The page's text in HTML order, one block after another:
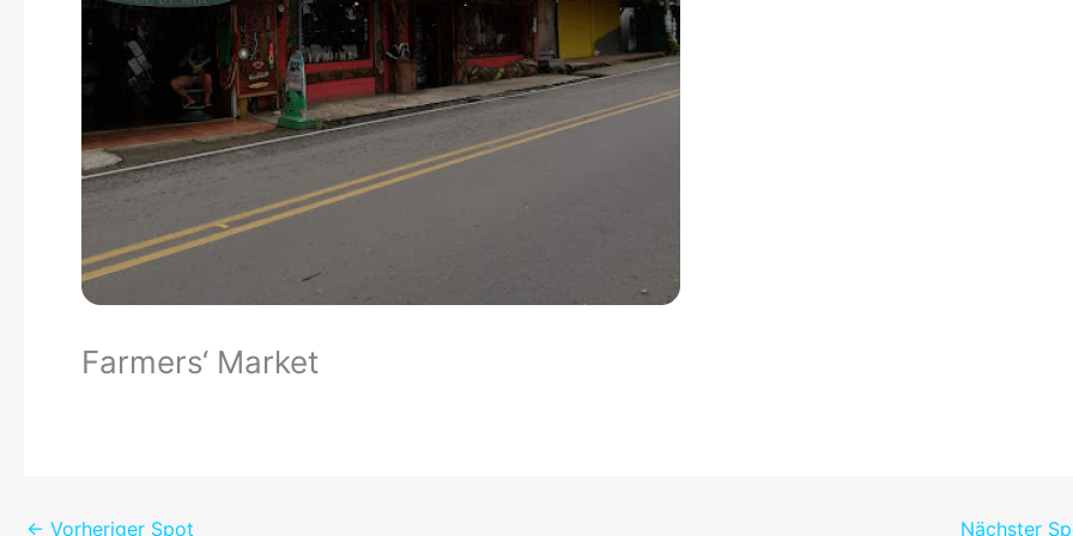
Farmers‘ Market
← Vorheriger Spot Nächster